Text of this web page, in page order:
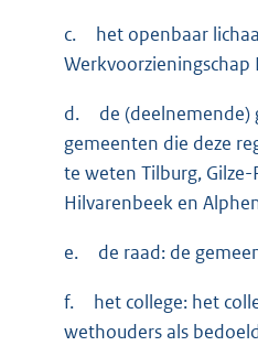
c.
het openbaar
d.
de (deelnemende)
gemeenten die deze
te weten Tilburg,
Hilvarenbeek en
e. de raad: de
f.
het college: het
wethouders als